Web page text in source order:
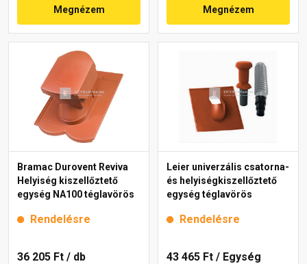
Megnézem Megnézem
Bramac Durovent Reviva
Helyiség kiszellőztető
egység NA100 téglavörös
Rendelésre
36 205 Ft / db
Leier univerzális csatorna-
és helyiségkiszellőztető
egység téglavörös
Rendelésre
43 465 Ft / Egység